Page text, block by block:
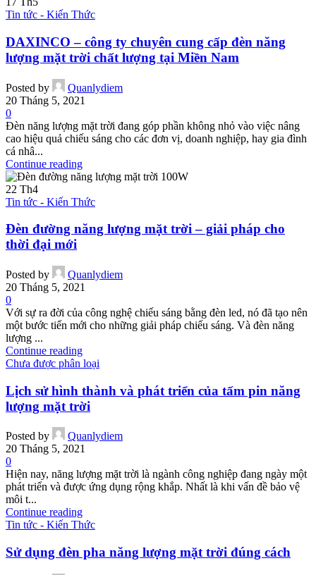
Tin tức - Kiến Thức
DAXINCO – công ty chuyên cung cấp đèn năng
lượng mặt trời chất lượng tại Miền Nam
Posted by
Quanlydiem
20 Tháng 5, 2021
0
Đèn năng lượng mặt trời đang góp phần không nhỏ vào việc nâng
cao hiệu quả chiếu sáng cho các đơn vị, doanh nghiệp, hay gia đình
cá nhâ...
Continue reading
22 Th4
Tin tức - Kiến Thức
Đèn đường năng lượng mặt trời – giải pháp cho
thời đại mới
Posted by
Quanlydiem
20 Tháng 5, 2021
0
Với sự ra đời của công nghệ chiếu sáng bằng đèn led, nó đã tạo nên
một bước tiến mới cho những giải pháp chiếu sáng. Và đèn năng
lượng ...
Continue reading
Chưa được phân loại
Lịch sử hình thành và phát triển của tấm pin năng
lượng mặt trời
Posted by
Quanlydiem
20 Tháng 5, 2021
0
Hiện nay, năng lượng mặt trời là ngành công nghiệp đang ngày một
phát triển và được ứng dụng rộng khắp. Nhất là khi vấn đề bảo vệ
môi t...
Continue reading
Tin tức - Kiến Thức
Sử dụng đèn pha năng lượng mặt trời đúng cách